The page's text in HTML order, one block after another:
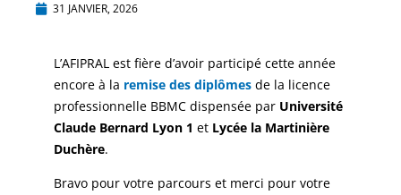
31 JANVIER, 2026
L’AFIPRAL est fière d’avoir participé cette année
encore à la remise des diplômes de la licence
professionnelle BBMC dispensée par Université
Claude Bernard Lyon 1 et Lycée la Martinière
Duchère.
Bravo pour votre parcours et merci pour votre